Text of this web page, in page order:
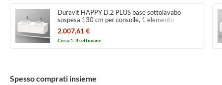
Duravit HAPPY D.2 PLUS base sottolavabo
sospesa 130 cm per consolle, 1 elemento
estraibile, colore bianco finitura lucido
HP4943B2222
2.007,61 €
Circa 1-3 settimane
Spesso comprati insieme